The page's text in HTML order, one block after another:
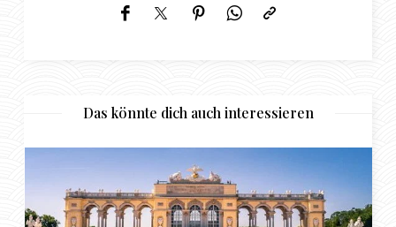
Das könnte dich auch interessieren